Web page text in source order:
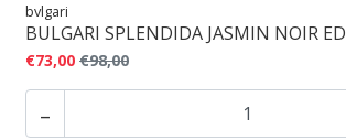
bvlgari
BULGARI SPLENDIDA JASMIN NOIR
€73,00 €98,00
-